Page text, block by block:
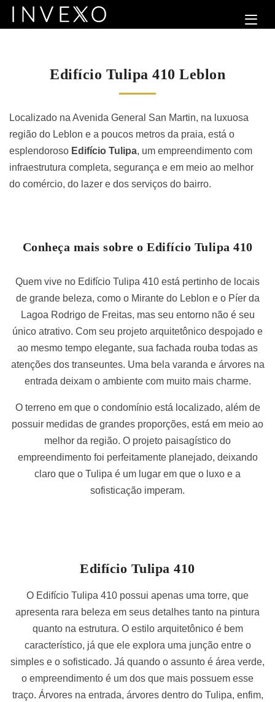
Edifício Tulipa 410 Leblon
Localizado na Avenida General San Martin, na luxuosa
região do Leblon e a poucos metros da praia, está o
esplendoroso Edifício Tulipa, um empreendimento com
infraestrutura completa, segurança e em meio ao melhor
do comércio, do lazer e dos serviços do bairro.
Conheça mais sobre o Edifício Tulipa 410
Quem vive no Edifício Tulipa 410 está pertinho de locais
de grande beleza, como o Mirante do Leblon e o Píer da
Lagoa Rodrigo de Freitas, mas seu entorno não é seu
único atrativo. Com seu projeto arquitetônico despojado e
ao mesmo tempo elegante, sua fachada rouba todas as
atenções dos transeuntes. Uma bela varanda e árvores na
entrada deixam o ambiente com muito mais charme.
O terreno em que o condomínio está localizado, além de
possuir medidas de grandes proporções, está em meio ao
melhor da região. O projeto paisagístico do
empreendimento foi perfeitamente planejado, deixando
claro que o Tulipa é um lugar em que o luxo e a
sofisticação imperam.
Edifício Tulipa 410
O Edifício Tulipa 410 possui apenas uma torre, que
apresenta rara beleza em seus detalhes tanto na pintura
quanto na estrutura. O estilo arquitetônico é bem
característico, já que ele explora uma junção entre o
simples e o sofisticado. Já quando o assunto é área verde,
o empreendimento é um dos que mais possuem esse
traço. Árvores na entrada, árvores dentro do Tulipa, enfim,